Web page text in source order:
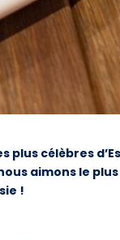
célèbres
aimons le plus
!